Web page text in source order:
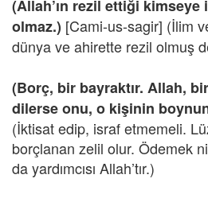
(Allah’ın rezil ettiği
olmaz.) [Cami-us-sagir] (İlim
dünya ve ahirette rezil olmuş
(Borç, bir bayraktır. Allah,
dilerse onu, o kişinin
(İktisat edip, israf etmemeli.
borçlanan zelil olur. Ödemek
da yardımcısı Allah’tır.)